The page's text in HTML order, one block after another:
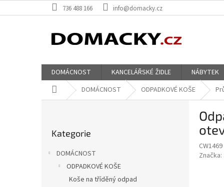
na
736 488 166 info@domacky.cz
DOMÁCNOST KANCELÁŘSKÉ ŽIDLE
NÁBYTEK
Domů DOMÁCNOST ODPADKOVÉ KOŠE
kategorie
Kategorie
DOMÁCNOST
ODPADKOVÉ KOŠE
Koše na tříděný odpad
CW1469
Značka: